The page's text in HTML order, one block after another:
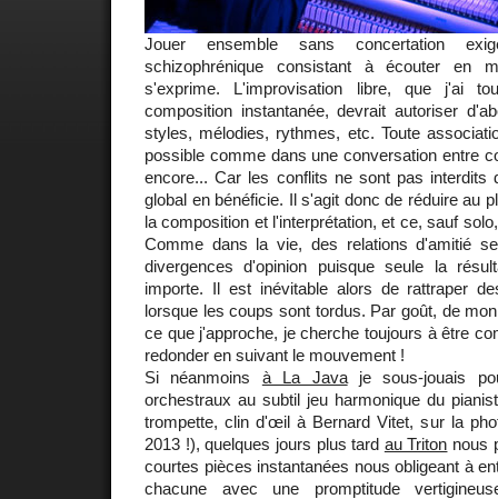
Jouer ensemble sans concertation
schizophrénique consistant à écouter en
s'exprime. L'improvisation libre, que j'ai
composition instantanée, devrait autoriser
styles, mélodies, rythmes, etc. Toute
possible comme dans une conversation entre
encore... Car les conflits ne sont pas interdits
global en bénéficie. Il s'agit donc de réduire au
la composition et l'interprétation, et ce, sauf
Comme dans la vie, des relations d'amitié
divergences d'opinion puisque seule la
importe. Il est inévitable alors de rattraper
lorsque les coups sont tordus. Par goût, de
ce que j'approche, je cherche toujours à être
redonder en suivant le mouvement !
Si néanmoins à La Javaje sous-jouais
orchestraux au subtil jeu harmonique du
trompette, clin d'œil à Bernard Vitet, sur la
2013 !), quelques jours plus tard au Triton nous
courtes pièces instantanées nous obligeant à
chacune avec une promptitude